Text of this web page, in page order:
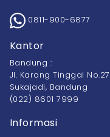
0811-900-6877
Kantor
Bandung :
Jl. Karang Tinggal No.27
Sukajadi, Bandung
(022) 8601 7999
Informasi